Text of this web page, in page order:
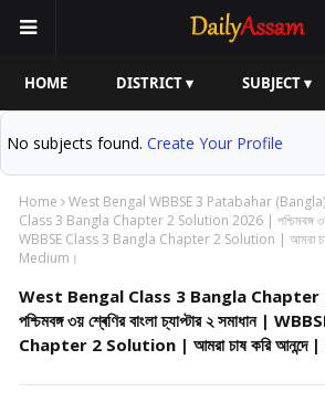
HOME DISTRICT ▾ SUBJECT ▾
No subjects found. Create Your Profile
Home West Bengal WBBSE 3 Patabahar
Class 3 Bangla Chapter 2 Solution 2026 | পশ্চিমবঙ্গ ৩য়
WBBSE Class 3 Bangla Chapter 2 Solution | আমরা
Medium।
West Bengal Class 3 Bangla
পশ্চিমবঙ্গ ৩য় শ্ৰেণির বাংলা চ্যাপ্টার ২ সমাধান |
Chapter 2 Solution | আমরা চাষ করি